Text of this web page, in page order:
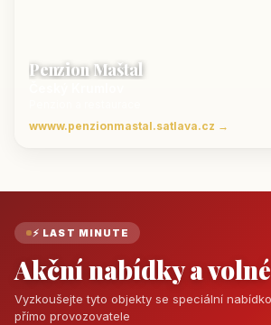
Penzion Maštal
wwww.penzionmastal.satlava.cz →
⚡ LAST MINUTE
Akční nabídky a
Vyzkoušejte tyto objekty se speciální
přímo provozovatele